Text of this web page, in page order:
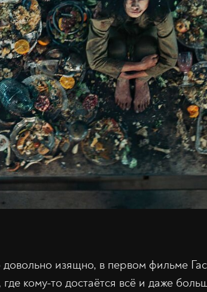
изящно, в первом фильме
кому-то достаётся всё и даже